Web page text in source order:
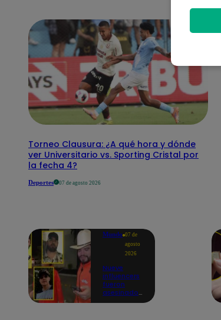
Torneo Clausura: ¿A qué hora y dónde
ver Universitario vs. Sporting Cristal por
la fecha 4?
Deportes 07 de agosto 2026
Mundo 07 de
agosto
2026
Nueve
influencers
fueron
asesinados